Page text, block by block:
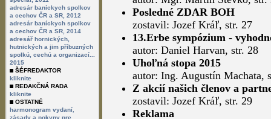
adresár baníckych spolkov
a cechov ČR a SR, 2012
adresár baníckych spolkov
a cechov ČR a SR, 2014
adresář hornických,
hutnických a jim příbuzných
spolkú, cechú a organizací...
2015
ŠÉFREDAKTOR
kliknite
REDAKČNÁ RADA
kliknite
OSTATNÉ
harmonogram vydaní
zásady a pokyny pre
Posledné ZDAR BOH
zostavil: Jozef Kráľ, str. 27
13.Erbe sympózium -
autor: Daniel Harvan, str. 28
Uhoľná stopa 2015
autor: Ing. Augustín Machata,
Z akcií našich členov a
zostavil: Jozef Kráľ, str. 29
Reklama